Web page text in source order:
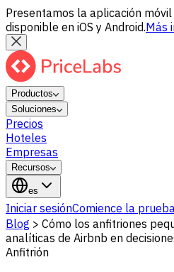
Presentamos la aplicación
disponible en iOS y Android.Más
Productos
Soluciones
Precios
Hoteles
Empresas
Recursos
es
Iniciar sesiónComience la
Blog > Cómo los anfitriones
analíticas de Airbnb en
Anfitrión